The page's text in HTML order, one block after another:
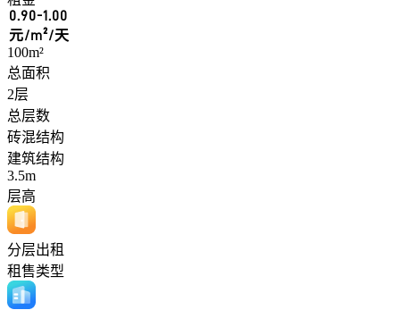
0.90-1.00
元/m²/天
100m²
总面积
2层
总层数
砖混结构
建筑结构
3.5m
层高
分层出租
租售类型